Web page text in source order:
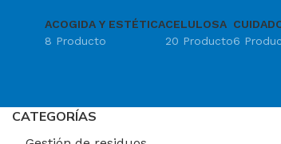
ACOGIDA Y ESTÉTICA
8 Producto
CELULOSA
20 Producto6
CATEGORÍAS